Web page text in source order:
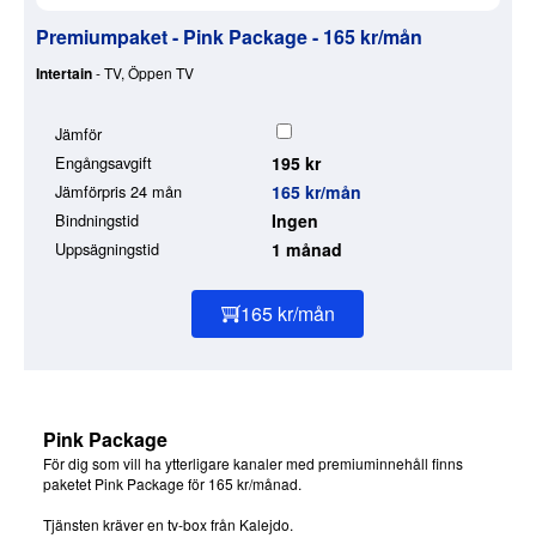
Premiumpaket - Pink Package - 165 kr/mån
Intertain- TV, Öppen TV
Jämför
Engångsavgift
195 kr
Jämförpris 24 mån 165 kr/mån
Bindningstid Ingen
Uppsägningstid 1 månad
165 kr/mån
Pink Package
För dig som vill ha ytterligare kanaler med premiuminnehåll finns
paketet Pink Package för 165 kr/månad.
Tjänsten kräver en tv-box från Kalejdo.